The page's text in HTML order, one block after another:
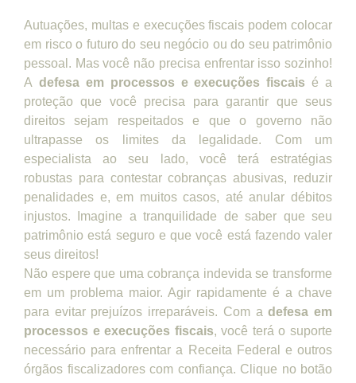
Autuações, multas e execuções fiscais podem colocar
em risco o futuro do seu negócio ou do seu patrimônio
pessoal. Mas você não precisa enfrentar isso sozinho!
A defesa em processos e execuções fiscais é a
proteção que você precisa para garantir que seus
direitos sejam respeitados e que o governo não
ultrapasse os limites da legalidade. Com um
especialista ao seu lado, você terá estratégias
robustas para contestar cobranças abusivas, reduzir
penalidades e, em muitos casos, até anular débitos
injustos. Imagine a tranquilidade de saber que seu
patrimônio está seguro e que você está fazendo valer
seus direitos!
Não espere que uma cobrança indevida se transforme
em um problema maior. Agir rapidamente é a chave
para evitar prejuízos irreparáveis. Com adefesa em
processos e execuções fiscais, você terá o suporte
necessário para enfrentar a Receita Federal e outros
órgãos fiscalizadores com confiança. Clique no botão